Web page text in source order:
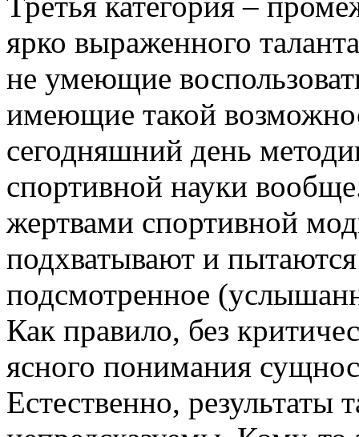
ярко выраженного
не умеющие
имеющие такой
сегодняшний день
спортивной науки
жертвами спортивной
подхватывают и
подсмотренное
Как правило, без
ясного понимания
Естественно, результаты